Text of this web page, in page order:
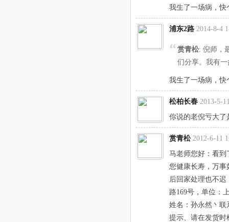
我生了一场病，快
浦东2路 2014-8-4
赏青松: 倪师，
们分享。我有
我生了一场病，快
松柏长春 2013-5-
你说的老倪亏大
赏青松 2012-6-11
马老师您好：看到
您健康长寿，万事
后回家处理也不
路169号，单位：
姓名：孙永然丶联
提示、请在发货时